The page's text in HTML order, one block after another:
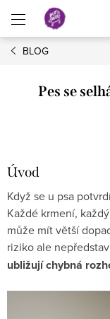
obsah
BLOG
Pes se
Úvod
Když se u psa
Každé krmení,
může mít větší
riziko ale
ubližují chybná